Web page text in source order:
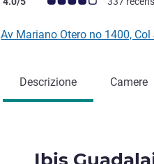
Av Mariano Otero no 1400,
Descrizione Camere